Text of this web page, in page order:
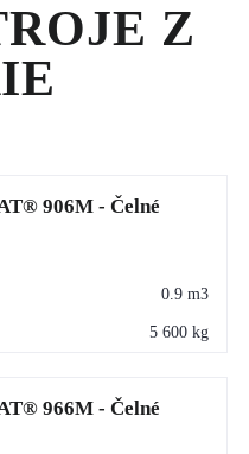
Z
906M - Čelné
0.9 m3
5 600 kg
966M - Čelné